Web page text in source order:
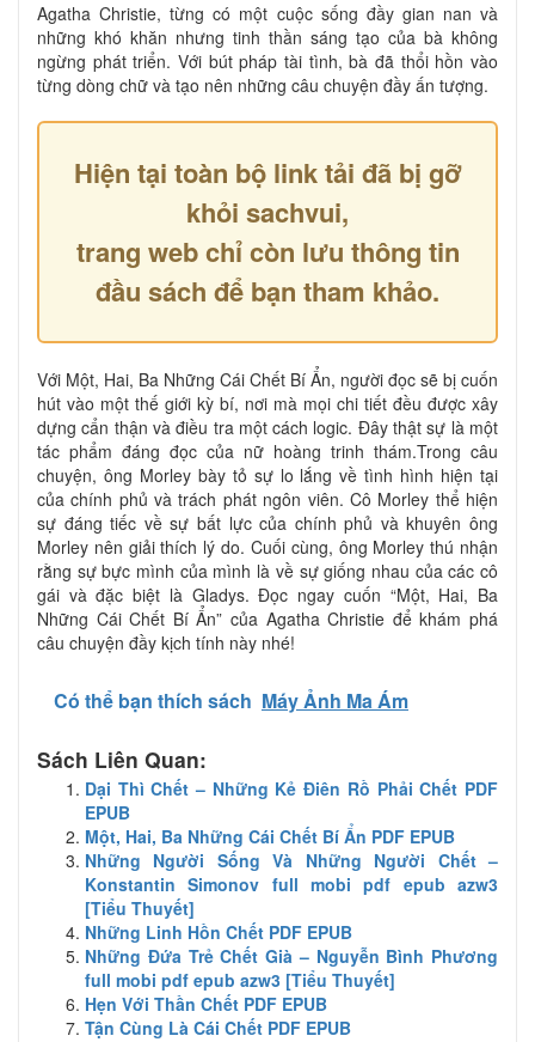
Agatha Christie, từng có một cuộc sống đầy gian nan và
những khó khăn nhưng tinh thần sáng tạo của bà không
ngừng phát triển. Với bút pháp tài tình, bà đã thổi hồn vào
từng dòng chữ và tạo nên những câu chuyện đầy ấn tượng.
Hiện tại toàn bộ link tải đã bị gỡ
khỏi sachvui,
trang web chỉ còn lưu thông tin
đầu sách để bạn tham khảo.
Với Một, Hai, Ba Những Cái Chết Bí Ẩn, người đọc sẽ bị cuốn
hút vào một thế giới kỳ bí, nơi mà mọi chi tiết đều được xây
dựng cẩn thận và điều tra một cách logic. Đây thật sự là một
tác phẩm đáng đọc của nữ hoàng trinh thám.Trong câu
chuyện, ông Morley bày tỏ sự lo lắng về tình hình hiện tại
của chính phủ và trách phát ngôn viên. Cô Morley thể hiện
sự đáng tiếc về sự bất lực của chính phủ và khuyên ông
Morley nên giải thích lý do. Cuối cùng, ông Morley thú nhận
rằng sự bực mình của mình là về sự giống nhau của các cô
gái và đặc biệt là Gladys. Đọc ngay cuốn “Một, Hai, Ba
Những Cái Chết Bí Ẩn” của Agatha Christie để khám phá
câu chuyện đầy kịch tính này nhé!
Có thể bạn thích sách Máy Ảnh Ma Ám
Sách Liên Quan:
Dại Thì Chết – Những Kẻ Điên Rồ Phải Chết PDF
EPUB
Một, Hai, Ba Những Cái Chết Bí Ẩn PDF EPUB
Những Người Sống Và Những Người Chết –
Konstantin Simonov full mobi pdf epub azw3
[Tiểu Thuyết]
Những Linh Hồn Chết PDF EPUB
Những Đứa Trẻ Chết Già – Nguyễn Bình Phương
full mobi pdf epub azw3 [Tiểu Thuyết]
Hẹn Với Thần Chết PDF EPUB
Tận Cùng Là Cái Chết PDF EPUB